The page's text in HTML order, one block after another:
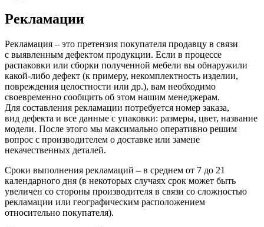
Рекламации
Рекламация – это претензия покупателя продавцу в связи
с выявленным дефектом продукции. Если в процессе
распаковки или сборки полученной мебели вы обнаружили
какой-либо дефект (к примеру, некомплектность изделии,
повреждения целостности или др.), вам необходимо
своевременно сообщить об этом нашим менеджерам.
Для составления рекламации потребуется номер заказа,
вид дефекта и все данные с упаковки: размеры, цвет, название
модели. После этого мы максимально оперативно решим
вопрос с производителем о доставке или замене
некачественных деталей.
Сроки выполнения рекламаций – в среднем от 7 до 21
календарного дня (в некоторых случаях срок может быть
увеличен со стороны производителя в связи со сложностью
рекламации или географическим расположением
относительно покупателя).